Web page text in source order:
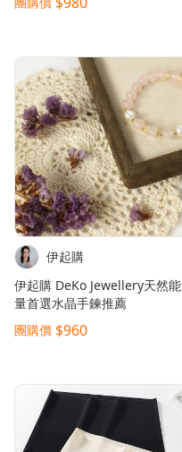
伊起購
伊起購 DeKo Jewellery天然能
量首選水晶手鍊推薦
團購價 $960